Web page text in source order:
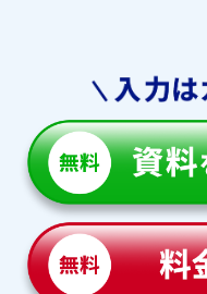
早稲田実業
品川女子
相模原中等教育
平塚中等教育
成城学園